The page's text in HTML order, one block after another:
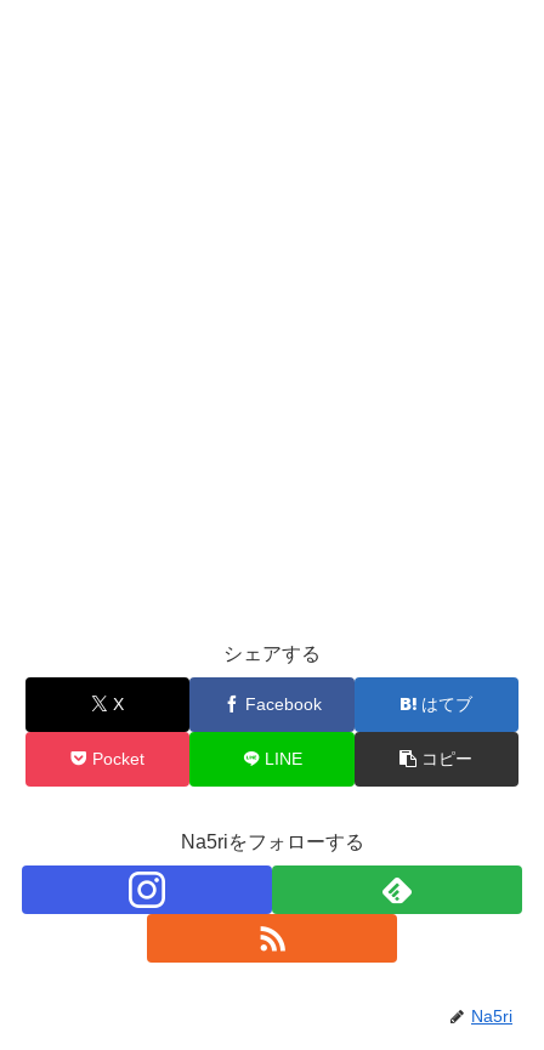
シェアする
X Facebook はてブ
Pocket LINE コピー
Na5riをフォローする
Na5ri